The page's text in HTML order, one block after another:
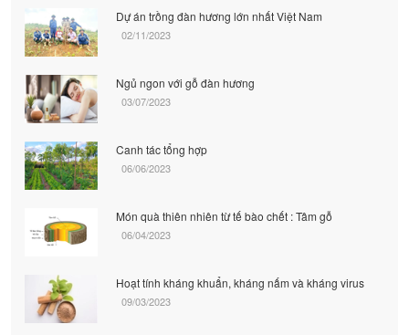
Dự án trồng đàn hương lớn nhất Việt Nam
02/11/2023
Ngủ ngon với gỗ đàn hương
03/07/2023
Canh tác tổng hợp
06/06/2023
Món quà thiên nhiên từ tế bào chết : Tâm gỗ
06/04/2023
Hoạt tính kháng khuẩn, kháng nấm và kháng virus
09/03/2023